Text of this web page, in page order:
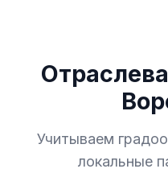
Учитываем
локальные